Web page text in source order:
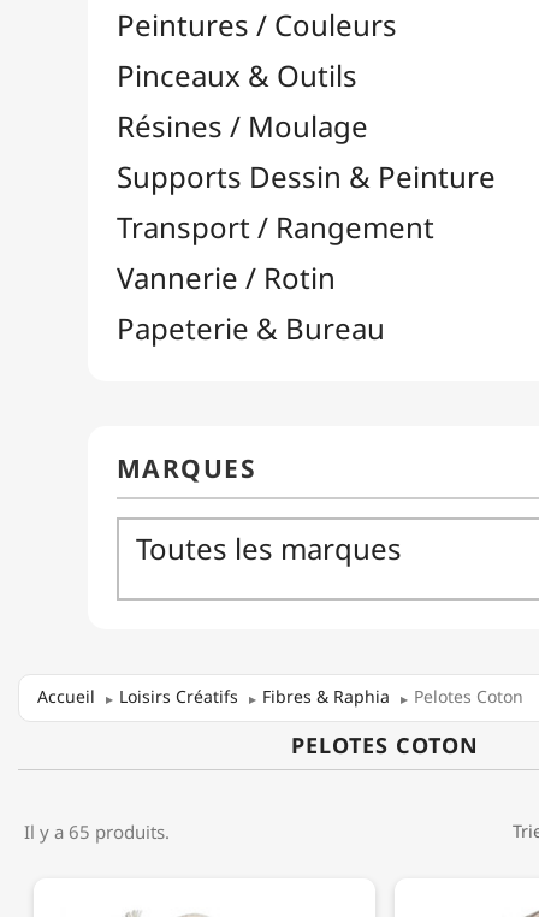
Accueil Loisirs Créatifs Fibres & Raphia Pelotes Coton
PELOTES COTON
Il y a 65 produits.